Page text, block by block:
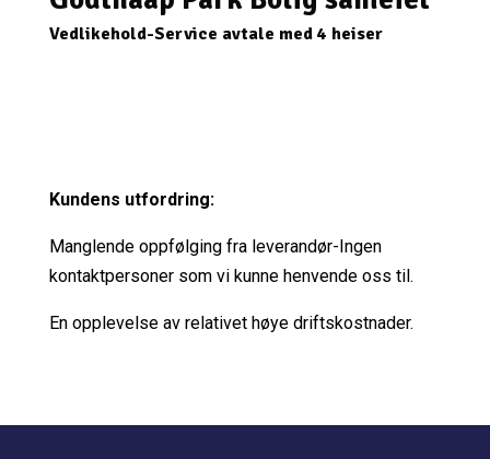
Vedlikehold-Service avtale med 4 heiser
Kundens utfordring:
Manglende oppfølging fra leverandør-Ingen
kontaktpersoner som vi kunne henvende oss til.
En opplevelse av relativet høye driftskostnader.